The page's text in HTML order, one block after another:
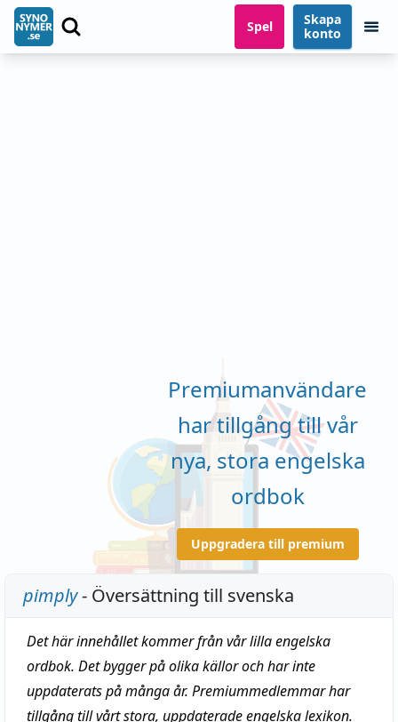
Spel
Skapa
konto
Premiumanvändare
har tillgång till vår
nya, stora engelska
ordbok
Uppgradera till premium
pimply- Översättning till svenska
Det här innehållet kommer från vår lilla engelska
ordbok. Det bygger på olika källor och har inte
uppdaterats på många år. Premiummedlemmar har
tillgång till vårt stora, uppdaterade engelska lexikon.